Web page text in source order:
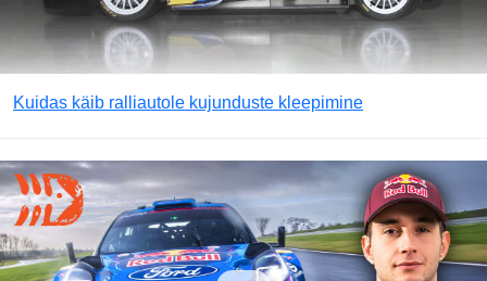
Kuidas käib ralliautole kujunduste kleepimine